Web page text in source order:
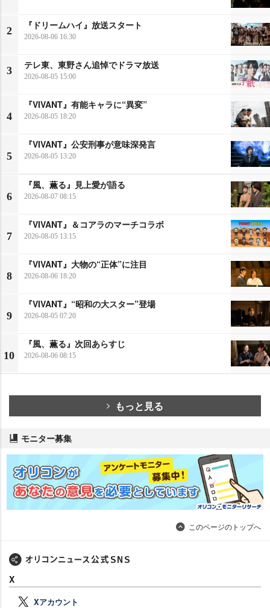
2
『ドリームハイ』放送スタート
2026-08-06 16:30
3
テレ東、東野さん追悼でドラマ放送
2026-08-05 15:00
4
『VIVANT』有能キャラに“異変”
2026-08-05 18:20
5
『VIVANT』公安刑事が意味深発言
2026-08-05 13:20
6
『風、薫る』見上愛が語る
2026-08-07 08:15
7
『VIVANT』＆コアラのマーチコラボ
2026-08-05 13:15
8
『VIVANT』大物の“正体”に注目
2026-08-06 18:20
9
『VIVANT』“昭和の大スター”登場
2026-08-05 07:20
10
『風、薫る』次回あらすじ
2026-08-06 08:15
もっと見る
モニター募集
このページのトップへ
X
Xアカウント